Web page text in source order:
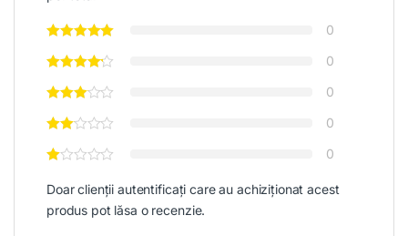
0
0
0
0
0
Doar clienții autentificați care au achiziționat acest
produs pot lăsa o recenzie.